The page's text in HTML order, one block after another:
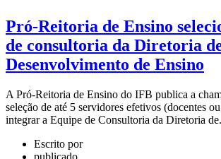
Pró-Reitoria de Ensino
de consultoria da Diretoria
Desenvolvimento de Ensino
A Pró-Reitoria de Ensino do IFB publica a
seleção de até 5 servidores efetivos (docentes
integrar a Equipe de Consultoria da Diretoria
Escrito por